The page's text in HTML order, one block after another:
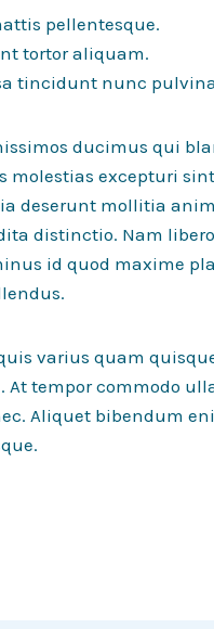
pellentesque.
tortor aliquam.
tincidunt nunc
ducimus qui
molestias excepturi
deserunt mollitia
distinctio. Nam
id quod maxime
varius quam
tempor commodo
Aliquet bibendum